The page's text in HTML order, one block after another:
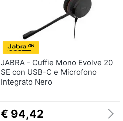
JABRA - Cuffie Mono Evolve 20
SE con USB-C e Microfono
Integrato Nero
€ 94,42